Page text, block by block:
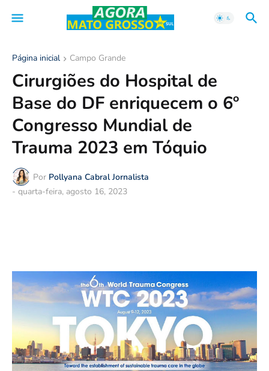
Página inicial Campo Grande
Cirurgiões do Hospital de
Base do DF enriquecem o 6º
Congresso Mundial de
Trauma 2023 em Tóquio
Por Pollyana Cabral Jornalista
- quarta-feira, agosto 16, 2023